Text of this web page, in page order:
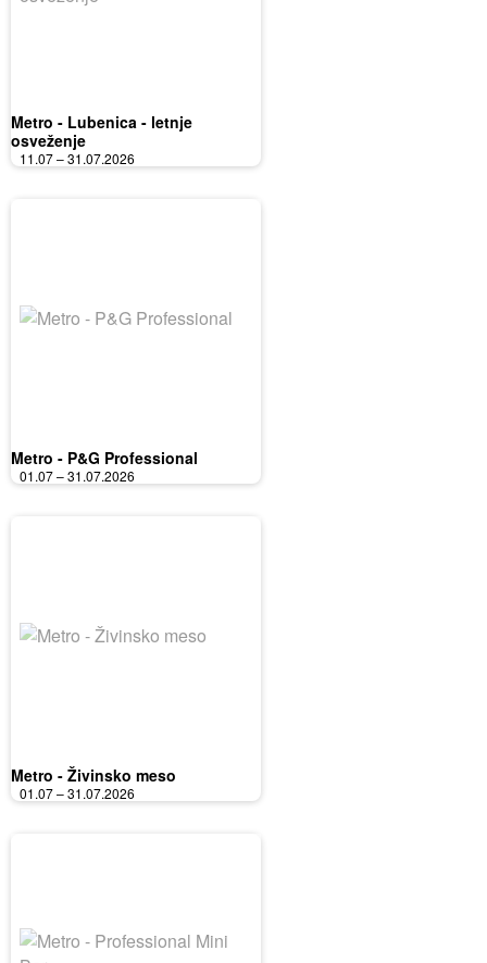
Metro - Lubenica - letnje
osveženje
11.07 – 31.07.2026
Metro - P&G Professional
01.07 – 31.07.2026
Metro - Živinsko meso
01.07 – 31.07.2026